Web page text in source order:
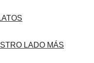
LADO MÁS